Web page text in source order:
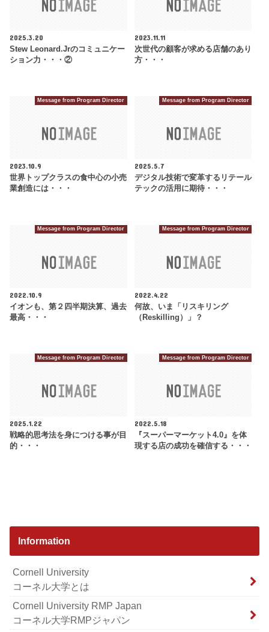
2025.3.20
Stew Leonard.Jrのコミュニケー
ション力・・・②
2023.11.11
次世代の顧客が求める店舗のあり
方・・・
Message from Program Director
2023.10.9
世界トップクラスの食中心の小売
業創造には・・・
Message from Program Director
2025.5.7
デジタル技術で変革するリテール
テックの活用に期待・・・
Message from Program Director
2022.10.9
イオンも、第２四半期決算、過去
最高・・・
Message from Program Director
2022.4.22
何故、いま「リスキリング
（Reskilling）」？
Message from Program Director
2025.1.22
戦略的思考法を身につける事が目
的・・・
Message from Program Director
2022.5.18
『スーパーマーケット4.0』を体
現する店の成功を確信する・・・
Information
Cornell University
コーネル大学とは
Cornell University RMP Japan
コーネル大学RMPジャパン